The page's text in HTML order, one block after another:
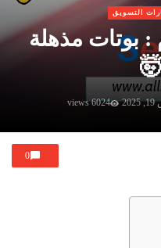
التسويق
بوتات مذهلة
6024 views
0